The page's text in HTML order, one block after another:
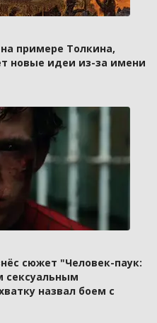
примере Толкина,
новые идеи из-за имени
сюжет "Человек-паук:
сексуальным
назвал боем с